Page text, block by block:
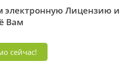
электронную Лицензию и
Вам
сейчас!